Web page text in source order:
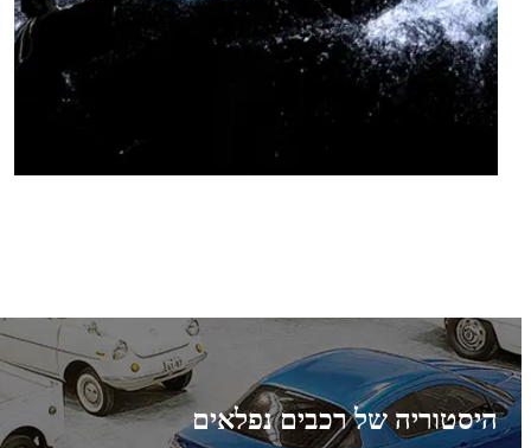
היסטוריה של רכבים נפלאים